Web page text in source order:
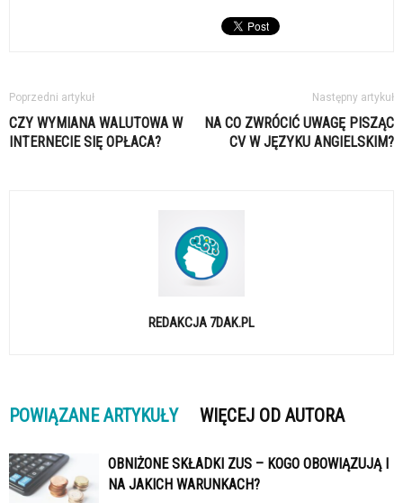
Poprzedni artykuł
CZY WYMIANA WALUTOWA W
INTERNECIE SIĘ OPŁACA?
Następny artykuł
NA CO ZWRÓCIĆ UWAGĘ PISZĄC
CV W JĘZYKU ANGIELSKIM?
REDAKCJA 7DAK.PL
POWIĄZANE ARTYKUŁY WIĘCEJ OD AUTORA
OBNIŻONE SKŁADKI ZUS – KOGO OBOWIĄZUJĄ I
NA JAKICH WARUNKACH?